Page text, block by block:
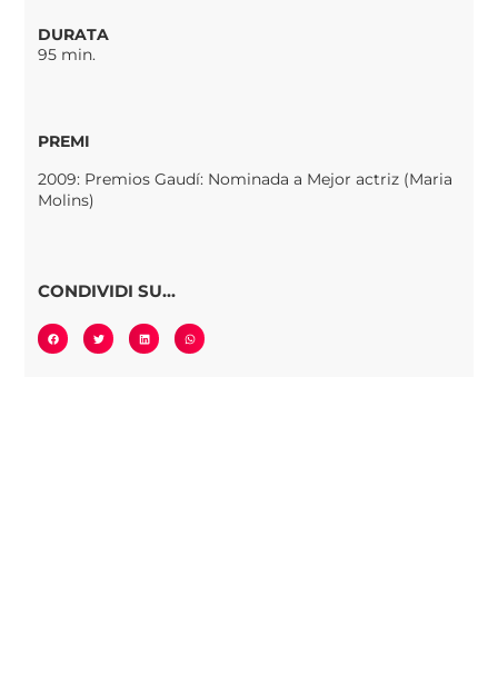
DURATA
95 min.
PREMI
2009: Premios Gaudí: Nominada a Mejor actriz (Maria
Molins)
CONDIVIDI SU...